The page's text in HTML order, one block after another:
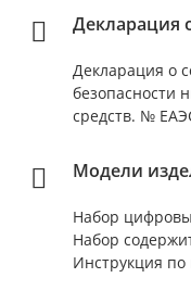
Декларация
Декларация о
безопасности
средств. №
Модели
Набор
Набор
Инструкция